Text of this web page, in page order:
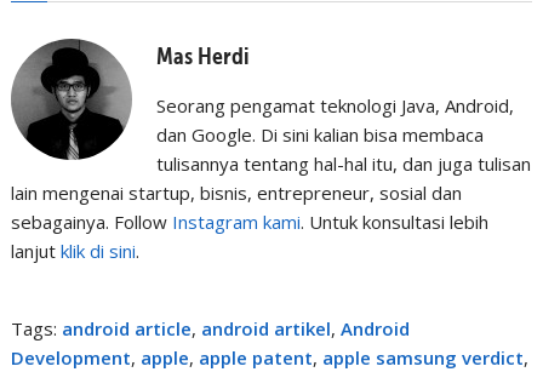
Mas Herdi
Seorang pengamat teknologi Java, Android,
dan Google. Di sini kalian bisa membaca
tulisannya tentang hal-hal itu, dan juga tulisan
lain mengenai startup, bisnis, entrepreneur, sosial dan
sebagainya. Follow Instagram kami. Untuk konsultasi lebih
lanjut klik di sini.
Tags: android article, android artikel, Android
Development, apple, apple patent, apple samsung verdict,